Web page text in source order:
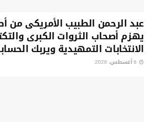
عبد الرحمن الطبيب الأمريكى
يهزم أصحاب الثروات الكبرى
الانتخابات التمهيدية ويربك